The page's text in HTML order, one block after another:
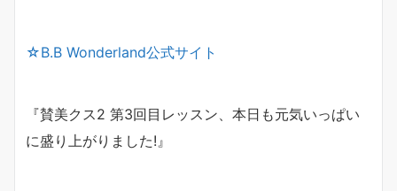
☆B.B Wonderland公式サイト
『賛美クス2 第3回目レッスン、 本日も元気いっぱい
に盛り上がりました!』